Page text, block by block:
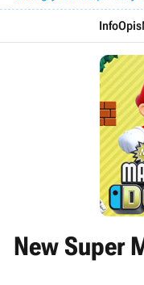
InfoOpis
New Super